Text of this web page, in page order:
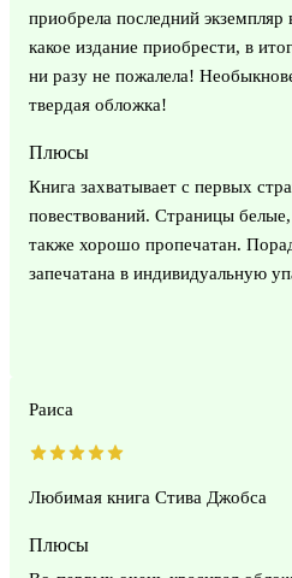
приобрела последний
какое издание приобрести, в
ни разу не пожалела!
твердая обложка!
Плюсы
Книга захватывает с первых
повествований. Страницы
также хорошо пропечатан.
запечатана в индивидуальную
Раиса
Любимая книга Стива Джобса
Плюсы